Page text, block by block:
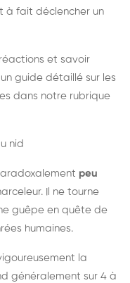
fait déclencher un
et savoir
guide détaillé sur les
dans notre rubrique
nid
peu
Il ne tourne
guêpe en quête de
humaines.
la
généralement sur 4 à